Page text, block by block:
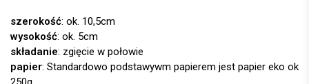
szerokość: ok. 10,5cm
wysokość: ok. 5cm
składanie: zgięcie w połowie
papier: